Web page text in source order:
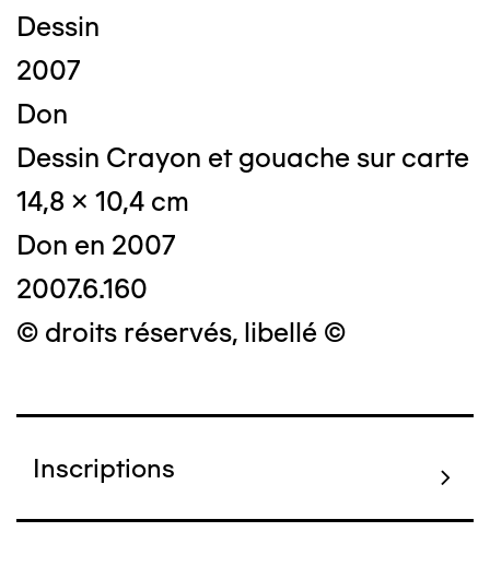
Dessin
2007
Don
Dessin Crayon et gouache sur carte
14,8 x 10,4 cm
Don en 2007
2007.6.160
© droits réservés, libellé ©
Inscriptions